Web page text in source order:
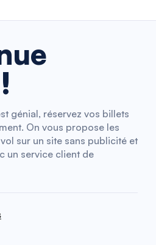
génial, réservez vos billets
On vous propose les
sur un site sans publicité et
un service client de